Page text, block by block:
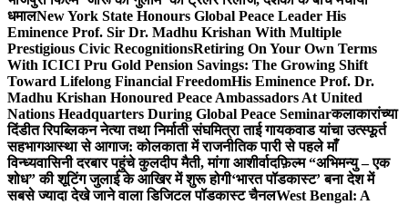
धमालNew York State Honours Global Peace Leader His
Eminence Prof. Sir Dr. Madhu Krishan With Multiple
Prestigious Civic RecognitionsRetiring On Your Own Terms
With ICICI Pru Gold Pension Savings: The Growing Shift
Toward Lifelong Financial FreedomHis Eminence Prof. Dr.
Madhu Krishan Honoured Peace Ambassadors At United
Nations Headquarters During Global Peace Seminarकलाकारांच्या
दिंडीत रिपब्लिकन नेत्या तथा निर्माती संघमित्रा ताई गायकवाड यांचा उत्स्फूर्त
सहभागआस्था से आगाज: कोलकाता में राजनीतिक पारी से पहले माँ
विन्ध्यवासिनी दरबार पहुंचे कुलदीप मैती, मांगा आशीर्वादफ़िल्म “अभिमन्यु – एक
शोध” की शूटिंग जुलाई के आखिर में शुरू होगी‘भारत पॉडकास्ट’ बना देश में
सबसे ज्यादा देखे जाने वाला डिजिटल पॉडकास्ट चैनलWest Bengal: A